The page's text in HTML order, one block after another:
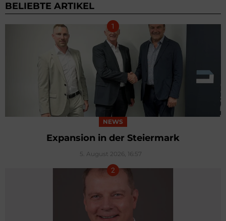
BELIEBTE ARTIKEL
NEWS
Expansion in der Steiermark
5. August 2026, 16:57